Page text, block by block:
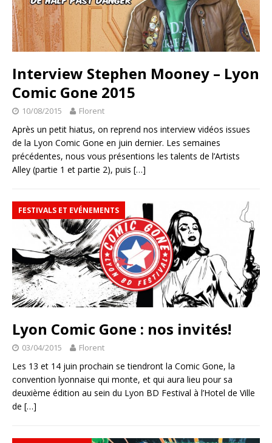
Interview Stephen Mooney – Lyon
Comic Gone 2015
10/08/2015 Florent
Après un petit hiatus, on reprend nos interview vidéos issues
de la Lyon Comic Gone en juin dernier. Les semaines
précédentes, nous vous présentions les talents de l’Artists
Alley (partie 1 et partie 2), puis […]
FESTIVALS ET EVÉNEMENTS
Lyon Comic Gone : nos invités!
03/04/2015 Florent
Les 13 et 14 juin prochain se tiendront la Comic Gone, la
convention lyonnaise qui monte, et qui aura lieu pour sa
deuxième édition au sein du Lyon BD Festival à l’Hotel de Ville
de […]